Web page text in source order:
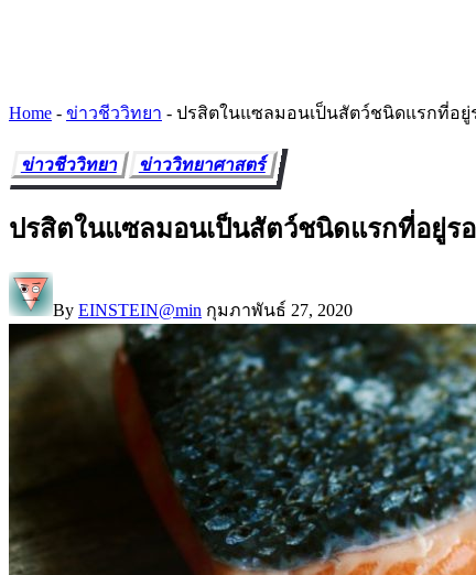
Home - ข่าวชีววิทยา - ปรสิตในแซลมอนเป็นสัตว์ชนิดแรกที่อยู่
ข่าวชีววิทยา ข่าววิทยาศาสตร์
ปรสิตในแซลมอนเป็นสัตว์ชนิดแรกที่อยู่ร
By EINSTEIN@min กุมภาพันธ์ 27, 2020